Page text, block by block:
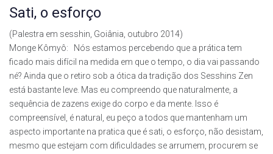
Sati, o esforço
(Palestra em sesshin, Goiânia, outubro 2014)
Monge Kômyô: Nós estamos percebendo que a prática tem
ficado mais difícil na medida em que o tempo, o dia vai passando
né? Ainda que o retiro sob a ótica da tradição dos Sesshins Zen
está bastante leve. Mas eu compreendo que naturalmente, a
sequência de zazens exige do corpo e da mente. Isso é
compreensível, é natural, eu peço a todos que mantenham um
aspecto importante na pratica que é sati, o esforço, não desistam,
mesmo que estejam com dificuldades se arrumem, procurem se